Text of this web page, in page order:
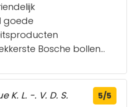
goede
Bosche bollen...
K. L. -. V. D. S. 5/5